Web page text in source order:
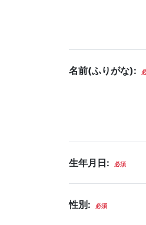
名前(ふりがな):
生年月日: 必須
性別: 必須